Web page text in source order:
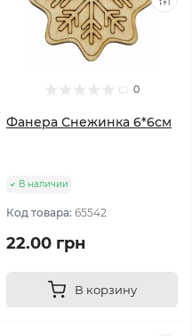
0
Фанера Снежинка 6*6см
В наличии
Код товара: 65542
22.00 грн
В корзину